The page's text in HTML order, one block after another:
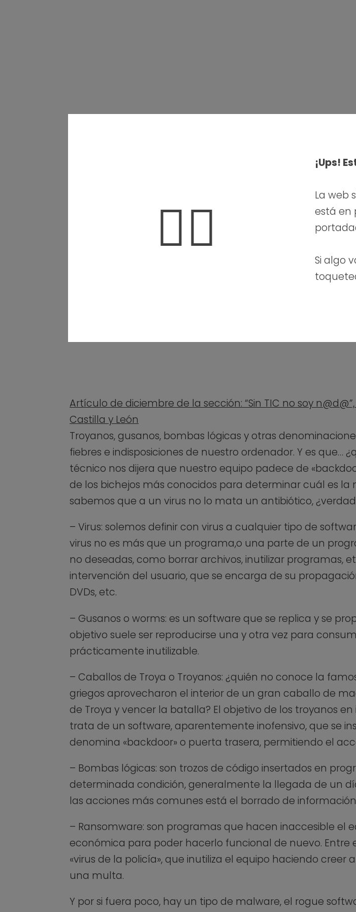
Artículo de diciembre de la sección: “Sin TIC no soy
Castilla y León
Troyanos, gusanos, bombas lógicas y otras
fiebres e indisposiciones de nuestro ordenador. Y es que…
técnico nos dijera que nuestro equipo padece de
de los bichejos más conocidos para determinar cuál es
sabemos que a un virus no lo mata un antibiótico,
– Virus: solemos definir con virus a cualquier tipo de
virus no es más que un programa,o una parte de un
no deseadas, como borrar archivos, inutilizar programas,
intervención del usuario, que se encarga de su
DVDs, etc.
– Gusanos o worms: es un software que se replica y se
objetivo suele ser reproducirse una y otra vez para
prácticamente inutilizable.
– Caballos de Troya o Troyanos: ¿quién no conoce la
griegos aprovecharon el interior de un gran caballo de
de Troya y vencer la batalla? El objetivo de los troyanos
trata de un software, aparentemente inofensivo, que se
denomina «backdoor» o puerta trasera, permitiendo el
– Bombas lógicas: son trozos de código insertados en
determinada condición, generalmente la llegada de un
las acciones más comunes está el borrado de
– Ransomware: son programas que hacen inaccesible
económica para poder hacerlo funcional de nuevo. Entre
«virus de la policía», que inutiliza el equipo haciendo
una multa.
Y por si fuera poco, hay un tipo de malware, el rogue
🤦‍♀️
¡Ups!
La web
está en
Si algo